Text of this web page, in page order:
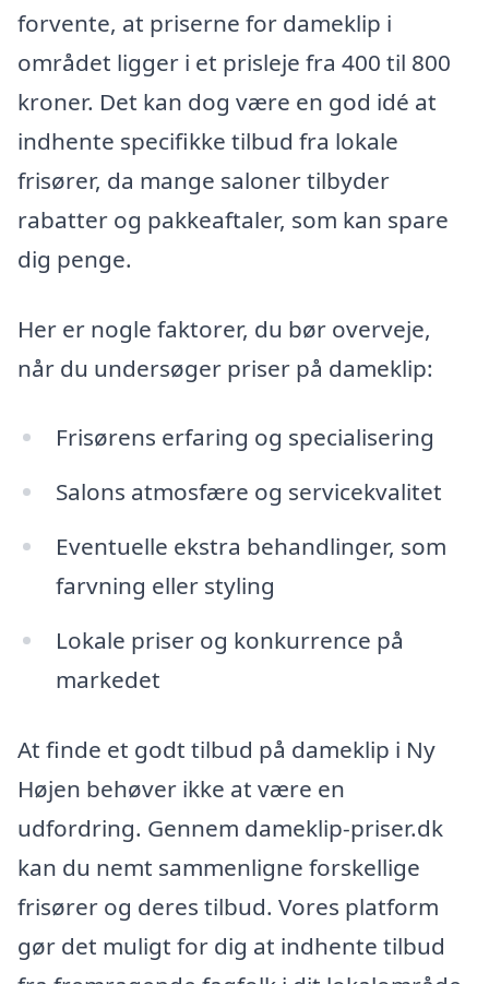
forvente, at priserne for dameklip i
området ligger i et prisleje fra 400 til 800
kroner. Det kan dog være en god idé at
indhente specifikke tilbud fra lokale
frisører, da mange saloner tilbyder
rabatter og pakkeaftaler, som kan spare
dig penge.
Her er nogle faktorer, du bør overveje,
når du undersøger priser på dameklip:
Frisørens erfaring og specialisering
Salons atmosfære og servicekvalitet
Eventuelle ekstra behandlinger, som
farvning eller styling
Lokale priser og konkurrence på
markedet
At finde et godt tilbud på dameklip i Ny
Højen behøver ikke at være en
udfordring. Gennem dameklip-priser.dk
kan du nemt sammenligne forskellige
frisører og deres tilbud. Vores platform
gør det muligt for dig at indhente tilbud